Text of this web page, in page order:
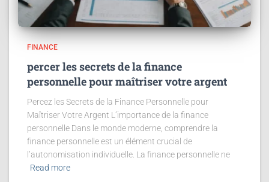
FINANCE
percer les secrets de la finance
personnelle pour maîtriser votre argent
Percez les Secrets de la Finance Personnelle pour
Maîtriser Votre Argent L’importance de la finance
personnelle Dans le monde moderne, comprendre la
finance personnelle est un élément crucial de
l’autonomisation individuelle. La finance personnelle ne
Read more